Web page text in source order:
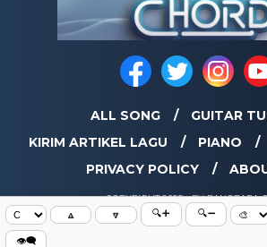
🔼 🔽 🔍➕ 🔍➖
👁️‍🗨️
ALL SONG
GUITAR
KIRIM ARTIKEL LAGU
PIANO
PRIVACY POLICY
COPYRIGHT 2025 - BY BANGBARA